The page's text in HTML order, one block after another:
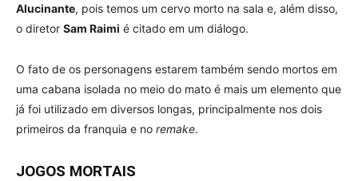
Alucinante, pois temos um cervo morto na sala e, além disso,
o diretor Sam Raimi é citado em um diálogo.
O fato de os personagens estarem também sendo mortos em
uma cabana isolada no meio do mato é mais um elemento que
já foi utilizado em diversos longas, principalmente nos dois
primeiros da franquia e no remake.
JOGOS MORTAIS